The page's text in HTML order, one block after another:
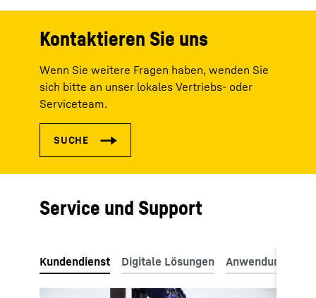
Kontaktieren Sie uns
Wenn Sie weitere Fragen haben, wenden Sie
sich bitte an unser lokales Vertriebs- oder
Serviceteam.
Service und Support